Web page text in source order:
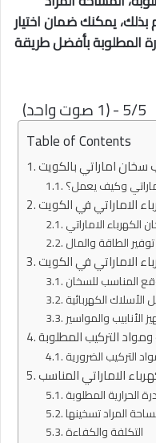
بذلك، يمكنك ضمان اختيار
المطلوبة بأفضل طريقة
5/5 - (1 صوت واحد)
Table of Contents
سخان اماراتي بالكويت
وكيف يعمل؟
الاماراتي في الكويت
الاماراتي
توفير الطاقة والمال
الاماراتي في الكويت
المناسب للسخان
الأسلاك الكهربائية
الأنابيب والمواسير
التركيب المطلوبة
التركيب الضرورية
الاماراتي المناسب
الحرارية المطلوبة
المراد تسخينها
التكلفة والكفاءة